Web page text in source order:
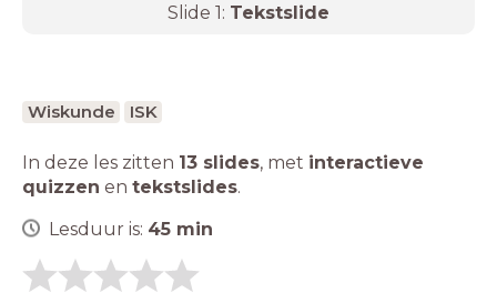
Slide 1: Tekstslide
Wiskunde ISK
In deze les zitten 13 slides, met interactieve
quizzen en tekstslides.
Lesduur is: 45 min